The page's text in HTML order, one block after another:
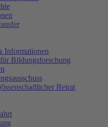
Informationen
Bildungsforschung
Beirat